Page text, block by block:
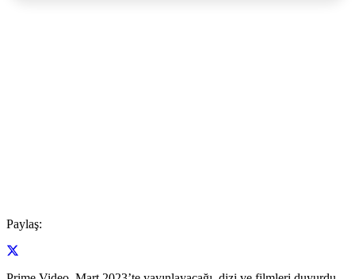
Paylaş: